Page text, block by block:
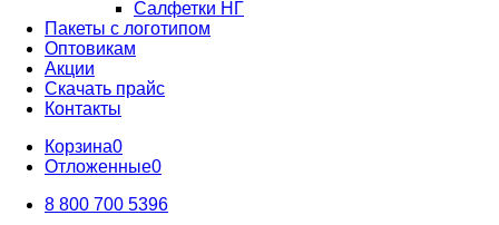
Салфетки НГ
Пакеты с логотипом
Оптовикам
Акции
Скачать прайс
Контакты
Корзина0
Отложенные0
8 800 700 5396